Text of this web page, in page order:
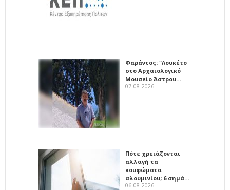
Φαράντος: "Λουκέτο
στο Αρχαιολογικό
Μουσείο Άστρου…
07-08-2026
Πότε χρειάζονται
αλλαγή τα
κουφώματα
αλουμινίου; 6 σημά…
06-08-2026